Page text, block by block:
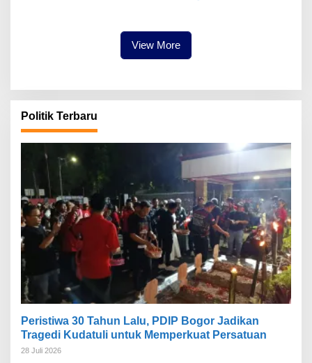
View More
Politik Terbaru
Peristiwa 30 Tahun Lalu, PDIP Bogor Jadikan
Tragedi Kudatuli untuk Memperkuat Persatuan
28 Juli 2026